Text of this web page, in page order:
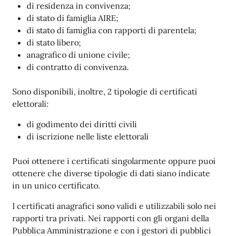
di residenza in convivenza;
di stato di famiglia AIRE;
di stato di famiglia con rapporti di parentela;
di stato libero;
anagrafico di unione civile;
di contratto di convivenza.
Sono disponibili, inoltre, 2 tipologie di certificati
elettorali:
di godimento dei diritti civili
di iscrizione nelle liste elettorali
Puoi ottenere i certificati singolarmente oppure puoi
ottenere che diverse tipologie di dati siano indicate
in un unico certificato.
I certificati anagrafici sono validi e utilizzabili solo nei
rapporti tra privati. Nei rapporti con gli organi della
Pubblica Amministrazione e con i gestori di pubblici